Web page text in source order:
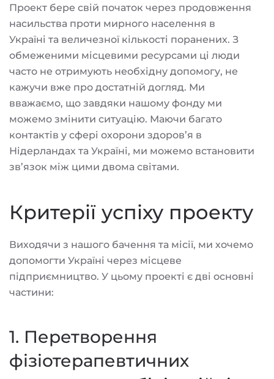
Проект бере свій початок через продовження
насильства проти мирного населення в
Україні та величезної кількості поранених. З
обмеженими місцевими ресурсами ці люди
часто не отримують необхідну допомогу, не
кажучи вже про достатній догляд. Ми
вважаємо, що завдяки нашому фонду ми
можемо змінити ситуацію. Маючи багато
контактів у сфері охорони здоров’я в
Нідерландах та Україні, ми можемо встановити
зв’язок між цими двома світами.
Критерії успіху проекту
Виходячи з нашого бачення та місії, ми хочемо
допомогти Україні через місцеве
підприємництво. У цьому проекті є дві основні
частини:
1. Перетворення
фізіотерапевтичних